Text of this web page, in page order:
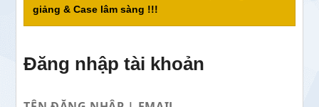
giảng & Case lâm sàng !!!
Đăng nhập tài khoản